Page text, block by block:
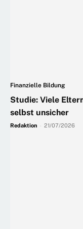
Finanzielle Bildung
Studie: Viele
selbst unsicher
Redaktion 21/07/2026